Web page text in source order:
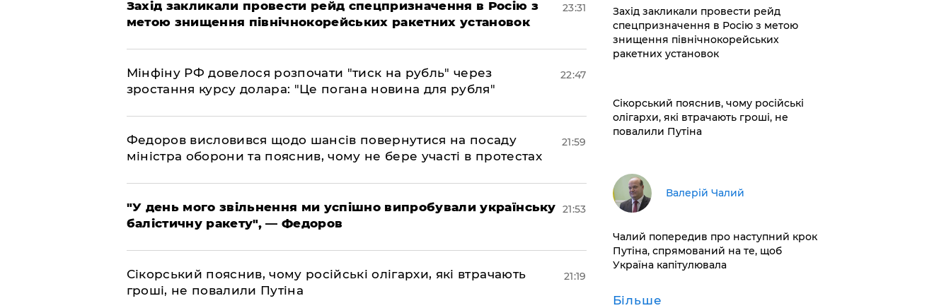
​Захід закликали провести рейд спецпризначення в Росію з
метою знищення північнокорейських ракетних установок
23:31
​Мінфіну РФ довелося розпочати "тиск на рубль" через
зростання курсу долара: "Це погана новина для рубля"
22:47
​Федоров висловився щодо шансів повернутися на посаду
міністра оборони та пояснив, чому не бере участі в протестах
21:59
​"У день мого звільнення ми успішно випробували українську
балістичну ракету", — Федоров
21:53
​Сікорський пояснив, чому російські олігархи, які втрачають
гроші, не повалили Путіна
21:19
​Захід закликали провести рейд
спецпризначення в Росію з метою
знищення північнокорейських
ракетних установок
​Сікорський пояснив, чому російські
олігархи, які втрачають гроші, не
повалили Путіна
Валерій Чалий
​Чалий попередив про наступний крок
Путіна, спрямований на те, щоб
Україна капітулювала
Більше